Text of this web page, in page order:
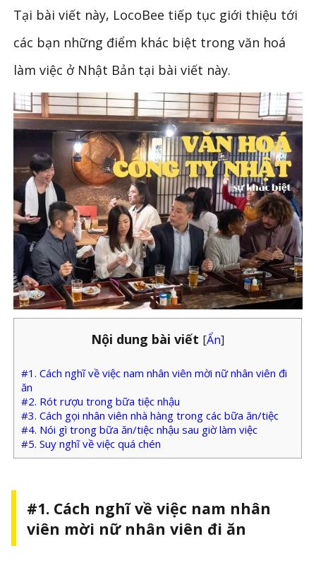
Tại bài viết này, LocoBee tiếp tục giới thiệu tới
các bạn những điểm khác biệt trong văn hoá
làm việc ở Nhật Bản tại bài viết này.
Nội dung bài viết [Ẩn]
#1. Cách nghĩ về việc nam nhân viên mời nữ nhân viên đi
ăn
#2. Rót rượu trong bữa tiệc nhậu
#3. Cách gọi nhân viên nhà hàng trong các bữa ăn/tiệc
#4. Nói gì trong bữa ăn/tiệc nhậu sau giờ làm việc
#5. Suy nghĩ về việc quá chén
#1. Cách nghĩ về việc nam nhân
viên mời nữ nhân viên đi ăn